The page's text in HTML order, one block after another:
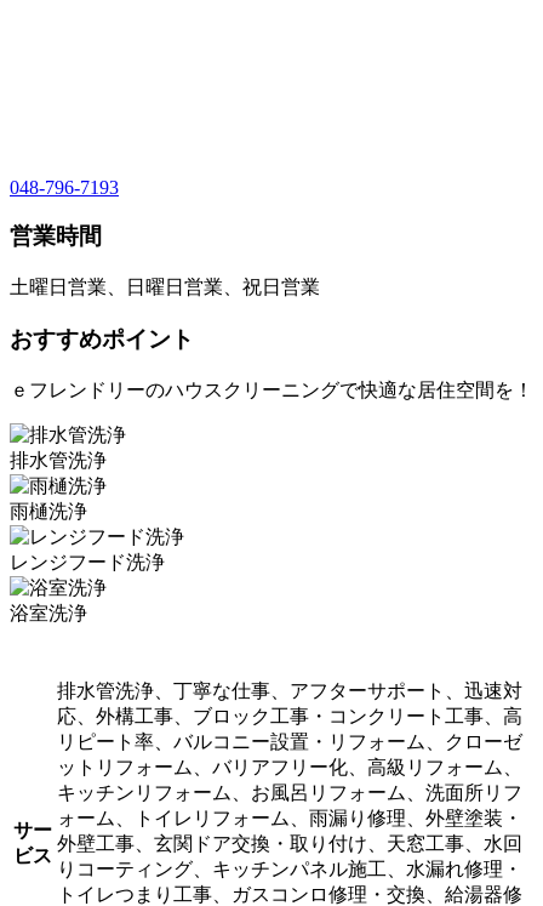
048-796-7193
営業時間
土曜日営業、日曜日営業、祝日営業
おすすめポイント
ｅフレンドリーのハウスクリーニングで快適な居住空間を！
排水管洗浄
雨樋洗浄
レンジフード洗浄
浴室洗浄
サー
ビス
排水管洗浄、丁寧な仕事、アフターサポート、迅速対
応、外構工事、ブロック工事・コンクリート工事、高
リピート率、バルコニー設置・リフォーム、クローゼ
ットリフォーム、バリアフリー化、高級リフォーム、
キッチンリフォーム、お風呂リフォーム、洗面所リフ
ォーム、トイレリフォーム、雨漏り修理、外壁塗装・
外壁工事、玄関ドア交換・取り付け、天窓工事、水回
りコーティング、キッチンパネル施工、水漏れ修理・
トイレつまり工事、ガスコンロ修理・交換、給湯器修